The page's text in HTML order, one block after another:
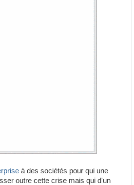
à des sociétés pour qui une
outre cette crise mais qui d'un